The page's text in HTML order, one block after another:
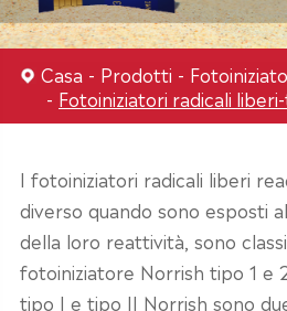
Casa Prodotti
Fotoiniziatori radicali
I fotoiniziatori radicali liberi
diverso quando sono esposti
della loro reattività, sono
fotoiniziatore Norrish tipo 1 e
tipo I e tipo II Norrish sono